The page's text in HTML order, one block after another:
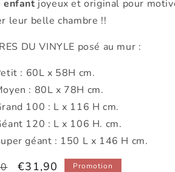
enfant joyeux et original pour
leur belle chambre !!
DU VINYLE posé au mur :
: 60L x 58H cm.
: 80L x 78H cm.
100 : L x 116 H cm.
120 : L x 106 H. cm.
géant : 150 L x 146 H cm.
Prix
€31,90
Promotion